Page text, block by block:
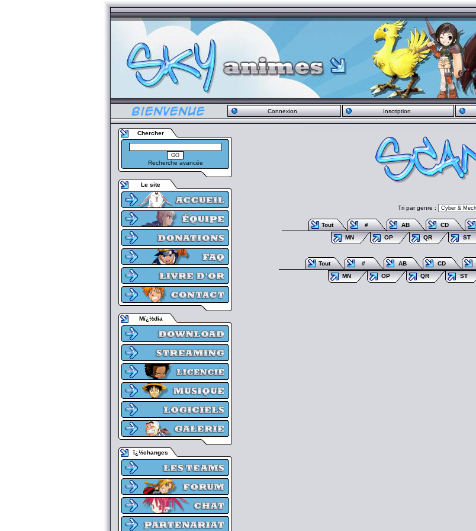
Connexion Inscription
Chercher
Recherche avancée
Le site
Mï¿½dia
ï¿½changes
Tri par genre :
Tout # AB CD
MN
OP QR ST
Tout # AB CD
MN
OP QR ST